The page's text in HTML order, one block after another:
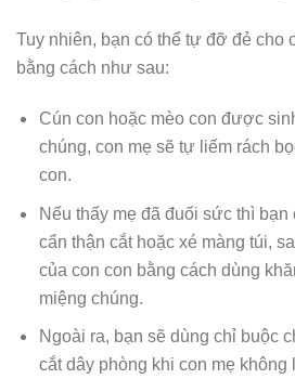
Tuy nhiên, bạn có thể tự đỡ đẻ cho
bằng cách như sau:
Cún con hoặc mèo con được
chúng, con mẹ sẽ tự liếm rách
con.
Nếu thấy mẹ đã đuối sức thì bạn
cẩn thận cắt hoặc xé màng túi,
của con con bằng cách dùng
miệng chúng.
Ngoài ra, bạn sẽ dùng chỉ buộc
cắt dây phòng khi con mẹ không